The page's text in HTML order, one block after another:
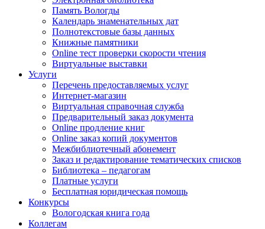
Память Вологды
Календарь знаменательных дат
Полнотекстовые базы данных
Книжные памятники
Online тест проверки скорости чтения
Виртуальные выставки
Услуги
Перечень предоставляемых услуг
Интернет-магазин
Виртуальная справочная служба
Предварительный заказ документа
Online продление книг
Online заказ копий документов
Межбиблиотечный абонемент
Заказ и редактирование тематических списков
Библиотека – педагогам
Платные услуги
Бесплатная юридическая помощь
Конкурсы
Вологодская книга года
Коллегам